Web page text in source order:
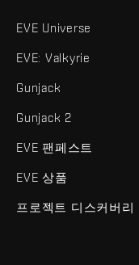
EVE Universe
EVE: Valkyrie
Gunjack
Gunjack 2
EVE 팬페스트
EVE 상품
프로젝트 디스커버리